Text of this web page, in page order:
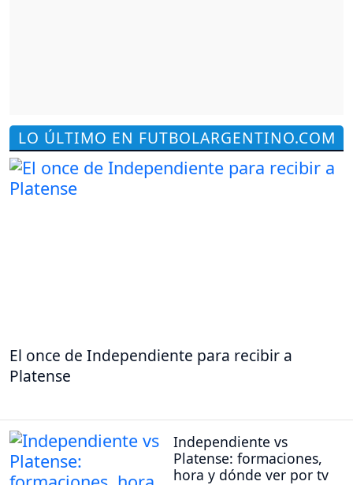
LO ÚLTIMO EN FUTBOLARGENTINO.COM
El once de Independiente para recibir a
Platense
Independiente vs
Platense: formaciones,
hora y dónde ver por tv